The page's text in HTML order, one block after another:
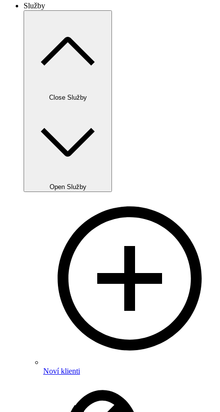
Služby
Close Služby
Open Služby
Noví klienti